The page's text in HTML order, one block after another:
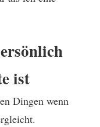
ist
Dingen wenn